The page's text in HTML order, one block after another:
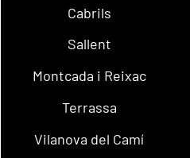
Cabrils
Sallent
Montcada i Reixac
Terrassa
Vilanova del Camí